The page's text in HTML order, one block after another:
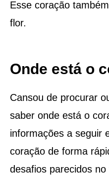
Esse coração
flor.
Onde está o
Cansou de procurar
saber onde está o
informações a seguir
coração de forma
desafios parecidos no